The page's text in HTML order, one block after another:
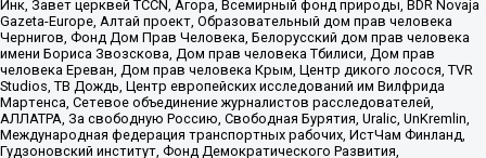
Инк, Завет церквей TCCN, Агора, Всемирный фонд природы, BDR Novaja
Gazeta-Europe, Алтай проект, Образовательный дом прав человека
Чернигов, Фонд Дом Прав Человека, Белорусский дом прав человека
имени Бориса Звозскова, Дом прав человека Тбилиси, Дом прав
человека Ереван, Дом прав человека Крым, Центр дикого лосося, TVR
Studios, ТВ Дождь, Центр европейских исследований им Вилфрида
Мартенса, Сетевое объединение журналистов расследователей,
АЛЛАТРА, За свободную Россию, Свободная Бурятия, Uralic, UnKremlin,
Международная федерация транспортных рабочих, ИстЧам Финланд,
Гудзоновский институт, Фонд Демократического Развития,